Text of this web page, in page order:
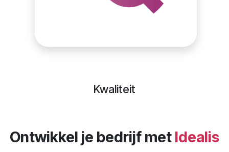
Kwaliteit
Ontwikkel je bedrijf met Idealis